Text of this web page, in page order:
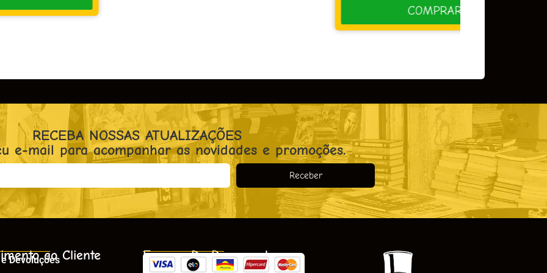
RECEBA NOSSAS ATUALIZAÇÕES
e-mail para acompanhar as novidades e promoções.
Receber
ao Cliente
Devoluções Formas De Pagamento